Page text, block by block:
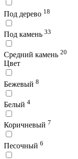
Под дерево 18
Под камень 33
Средний камень 20
Цвет
Бежевый 8
Белый 4
Коричневый 7
Песочный 6